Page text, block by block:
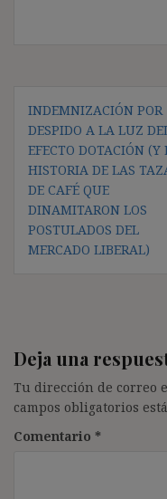
Navegación
de
entradas
INDEMNIZACIÓN POR
DESPIDO A LA LUZ
EFECTO DOTACIÓN (Y
HISTORIA DE LAS
DE CAFÉ QUE
DINAMITARON LOS
POSTULADOS DEL
MERCADO LIBERAL)
Deja una
Tu dirección de correo
campos obligatorios
Comentario *